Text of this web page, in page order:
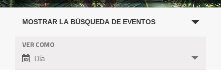
de
búsqueda
vistas
MOSTRAR LA BÚSQUEDA DE EVENTOS
Navegación
vistas
VER COMO
Día